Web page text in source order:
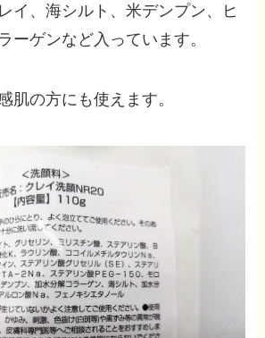
イ、海シルト、米デンプン、ヒ
ーゲンなど入っています。
肌の方にも使えます。